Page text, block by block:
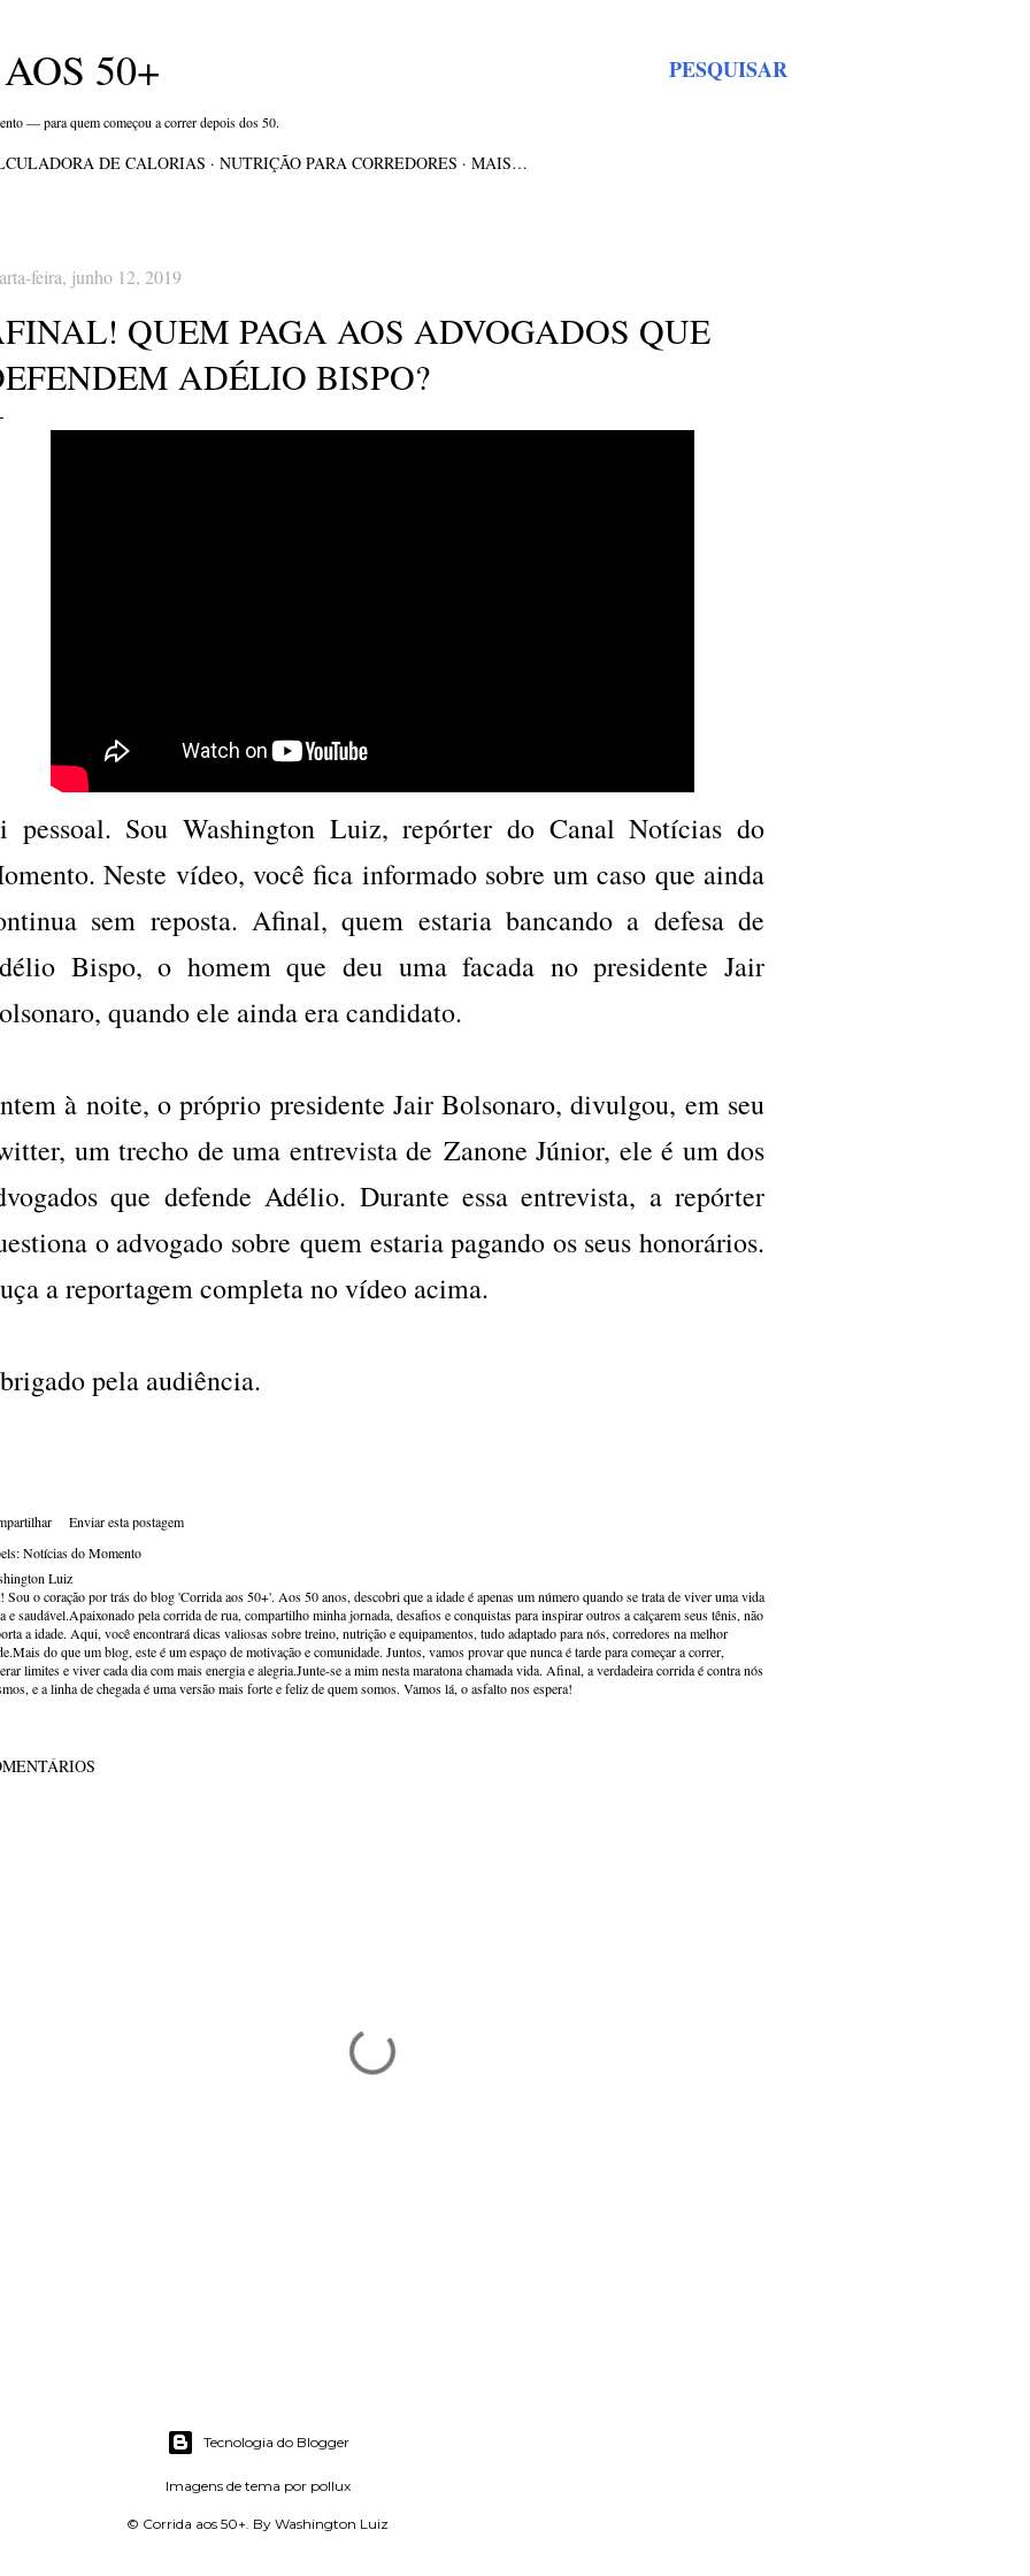
PESQUISAR
50+
— para quem começou a correr depois dos 50.
DE CALORIAS NUTRIÇÃO PARA CORREDORES MAIS…
feira, junho 12, 2019
QUEM PAGA AOS ADVOGADOS QUE
ADÉLIO BISPO?
pessoal. Sou Washington Luiz, repórter do Canal Notícias do
Neste vídeo, você fica informado sobre um caso que ainda
sem reposta. Afinal, quem estaria bancando a defesa de
Bispo, o homem que deu uma facada no presidente Jair
quando ele ainda era candidato.
à noite, o próprio presidente Jair Bolsonaro, divulgou, em seu
um trecho de uma entrevista de Zanone Júnior, ele é um dos
que defende Adélio. Durante essa entrevista, a repórter
o advogado sobre quem estaria pagando os seus honorários.
a reportagem completa no vídeo acima.
pela audiência.
Enviar esta postagem
Notícias do Momento
Luiz
Sou o coração por trás do blog 'Corrida aos 50+'. Aos 50 anos, descobri que a idade é apenas um número quando se trata de viver uma vida
e saudável.Apaixonado pela corrida de rua, compartilho minha jornada, desafios e conquistas para inspirar outros a calçarem seus tênis, não
a idade. Aqui, você encontrará dicas valiosas sobre treino, nutrição e equipamentos, tudo adaptado para nós, corredores na melhor
do que um blog, este é um espaço de motivação e comunidade. Juntos, vamos provar que nunca é tarde para começar a correr,
limites e viver cada dia com mais energia e alegria.Junte-se a mim nesta maratona chamada vida. Afinal, a verdadeira corrida é contra nós
e a linha de chegada é uma versão mais forte e feliz de quem somos. Vamos lá, o asfalto nos espera!
Tecnologia do Blogger
Imagens de tema por pollux
© Corrida aos 50+. By Washington Luiz